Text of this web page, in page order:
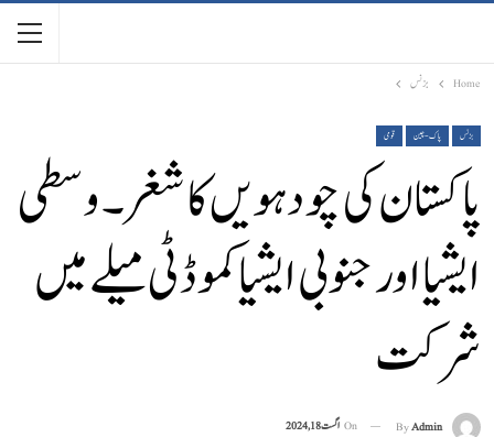
Home بزنس
بزنس پاک-چین قومی
پاکستان کی چودہویں کاشغر۔ وسطی
ایشیا اور جنوبی ایشیا کموڈٹی میلے میں
شرکت
ByAdmin
On اگست 18, 2024